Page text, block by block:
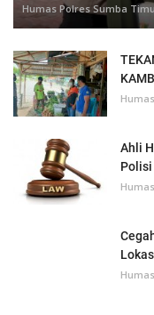
Humas Polres Sumba
Ahli